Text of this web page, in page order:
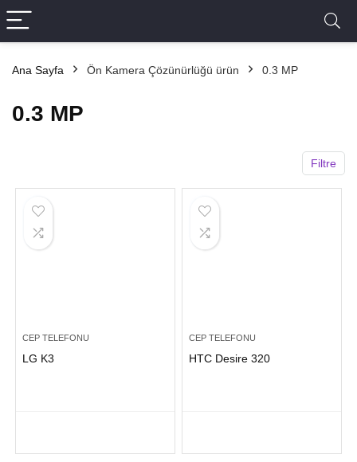
Ana Sayfa Ön Kamera Çözünürlüğü ürün 0.3 MP
0.3 MP
Filtre
CEP TELEFONU
LG K3
CEP TELEFONU
HTC Desire 320